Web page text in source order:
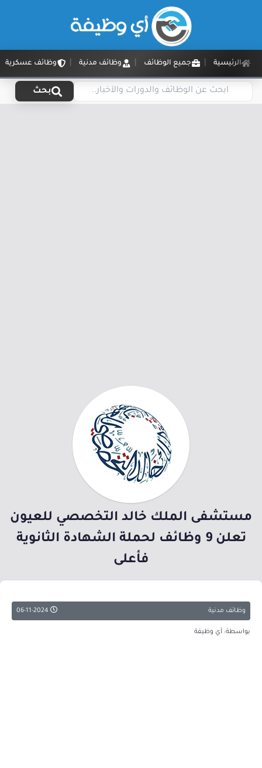
الرئيسية جميع الوظائف وظائف مدنية وظائف عسكرية
بحث
مستشفى الملك خالد التخصصي للعيون
تعلن 9 وظائف لحملة الشهادة الثانوية
فأعلى
وظائف مدنية
بواسطة: أي وظيفة